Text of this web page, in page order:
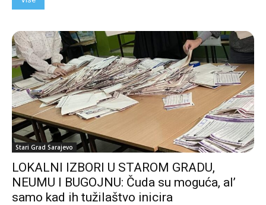
Stari Grad Sarajevo
LOKALNI IZBORI U STAROM GRADU,
NEUMU I BUGOJNU: Čuda su moguća, al’
samo kad ih tužilaštvo inicira